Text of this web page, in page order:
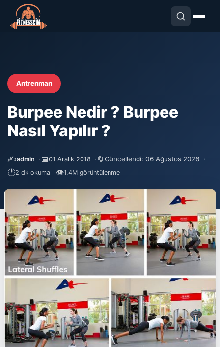
Antrenman
Burpee Nedir ? Burpee
Nasıl Yapılır ?
✍️admin 📅01 Aralık 2018 🔄Güncellendi: 06 Ağustos 2026
🕐2 dk okuma 👁1.4M görüntülenme